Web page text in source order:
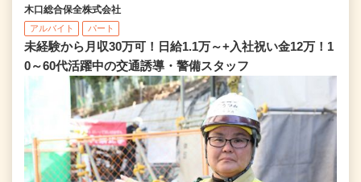
木口総合保全株式会社
アルバイト パート
未経験から月収30万可！日給1.1万～+入社祝い金12万！1
0～60代活躍中の交通誘導・警備スタッフ